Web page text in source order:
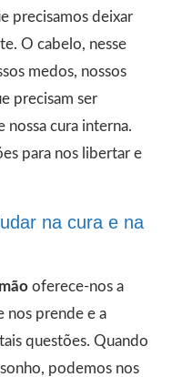
precisamos deixar
O cabelo, nesse
medos, nossos
precisam ser
nossa cura interna.
para nos libertar e
na cura e na
oferece-nos a
nos prende e a
questões. Quando
podemos nos